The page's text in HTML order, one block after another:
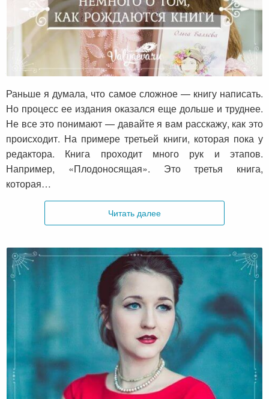
Немного о том, как рождаются книги
Раньше я думала, что самое сложное — книгу написать.
Но процесс ее издания оказался еще дольше и труднее.
Не все это понимают — давайте я вам расскажу, как это
происходит. На примере третьей книги, которая пока у
редактора. Книга проходит много рук и этапов.
Например, «Плодоносящая». Это третья книга,
которая…
Читать далее